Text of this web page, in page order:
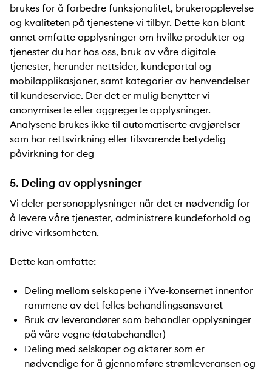
brukes for å forbedre funksjonalitet, brukeropplevelse
og kvaliteten på tjenestene vi tilbyr. Dette kan blant
annet omfatte opplysninger om hvilke produkter og
tjenester du har hos oss, bruk av våre digitale
tjenester, herunder nettsider, kundeportal og
mobilapplikasjoner, samt kategorier av henvendelser
til kundeservice. Der det er mulig benytter vi
anonymiserte eller aggregerte opplysninger.
Analysene brukes ikke til automatiserte avgjørelser
som har rettsvirkning eller tilsvarende betydelig
påvirkning for deg
5. Deling av opplysninger
Vi deler personopplysninger når det er nødvendig for
å levere våre tjenester, administrere kundeforhold og
drive virksomheten.
Dette kan omfatte:
Deling mellom selskapene i Yve-konsernet innenfor
rammene av det felles behandlingsansvaret
Bruk av leverandører som behandler opplysninger
på våre vegne (databehandler)
Deling med selskaper og aktører som er
nødvendige for å gjennomføre strømleveransen og